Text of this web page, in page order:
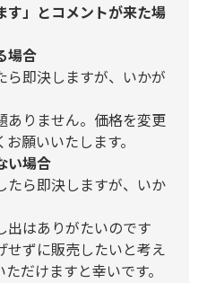
す」とコメントが来た場
場合
ら即決しますが、いかが
ありません。価格を変更
願いいたします。
い場合
たら即決しますが、いか
出はありがたいのです
せずに販売したいと考え
だけますと幸いです。